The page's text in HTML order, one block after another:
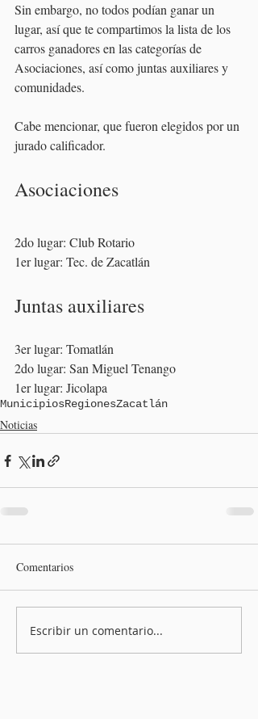
Sin embargo, no todos podían ganar un
lugar, así que te compartimos la lista de los
carros ganadores en las categorías de
Asociaciones, así como juntas auxiliares y
comunidades.
Cabe mencionar, que fueron elegidos por un
jurado calificador.
Asociaciones
2do lugar: Club Rotario
1er lugar: Tec. de Zacatlán
Juntas auxiliares
3er lugar: Tomatlán
2do lugar: San Miguel Tenango
1er lugar: Jicolapa
MunicipiosRegionesZacatlán
Noticias
Comentarios
Escribir un comentario...